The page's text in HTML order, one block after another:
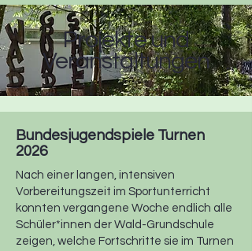
Projekte und
Veranstaltungen
Bundesjugendspiele Turnen
2026
Nach einer langen, intensiven
Vorbereitungszeit im Sportunterricht
konnten vergangene Woche endlich alle
Schüler*innen der Wald-Grundschule
zeigen, welche Fortschritte sie im Turnen